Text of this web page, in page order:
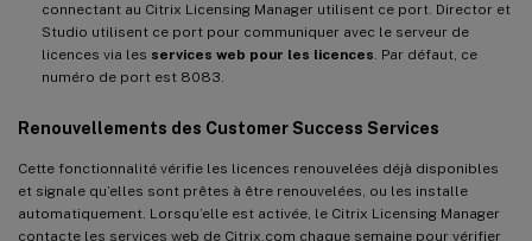
connectant au Citrix Licensing Manager utilisent ce port. Director et
Studio utilisent ce port pour communiquer avec le serveur de
licences via les services web pour les licences. Par défaut, ce
numéro de port est 8083.
Renouvellements des Customer Success Services
Cette fonctionnalité vérifie les licences renouvelées déjà disponibles
et signale qu’elles sont prêtes à être renouvelées, ou les installe
automatiquement. Lorsqu’elle est activée, le Citrix Licensing Manager
contacte les services web de Citrix.com chaque semaine pour vérifier